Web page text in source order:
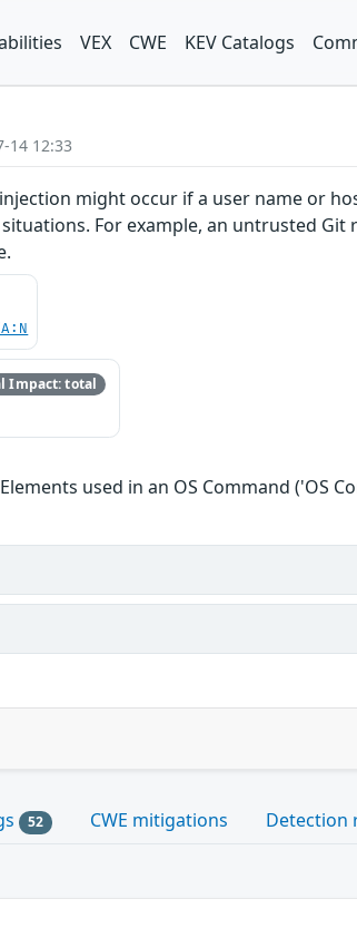
VEX CWE KEV Catalogs
14 12:33
might occur if a user name or
For example, an untrusted
Impact: total
used in an OS Command ('OS
52 CWE mitigations Detection